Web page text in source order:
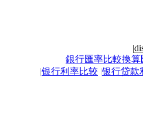
|
銀行匯率比較換算
|银行利率比较 |银行贷款